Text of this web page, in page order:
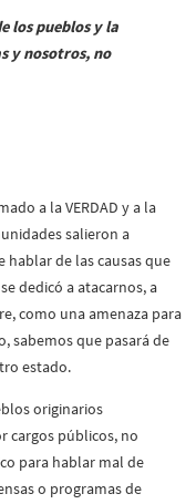
los pueblos y la
y nosotros, no
a la VERDAD y a la
salieron a
hablar de las causas que
dedicó a atacarnos, a
como una amenaza para
sabemos que pasará de
estado.
originarios
cargos públicos, no
para hablar mal de
o programas de